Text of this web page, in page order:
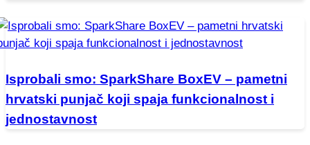
Isprobali smo: SparkShare BoxEV – pametni
hrvatski punjač koji spaja funkcionalnost i
jednostavnost